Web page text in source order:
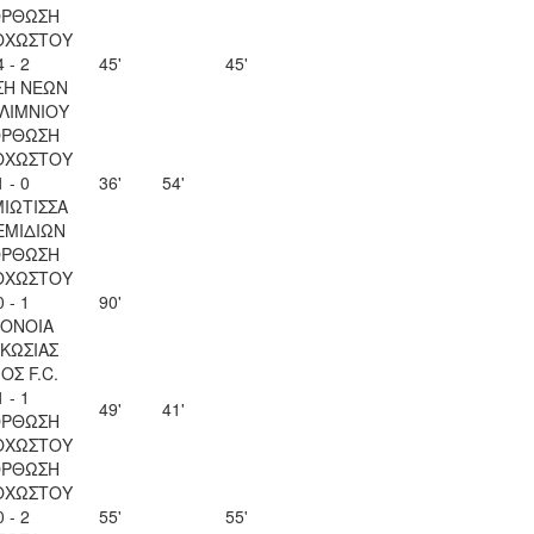
- 2
ΝΕΩΝ
45' 45'
- 0
36' 54'
- 1
90'
F.C.
- 1
49' 41'
- 2
55' 55'